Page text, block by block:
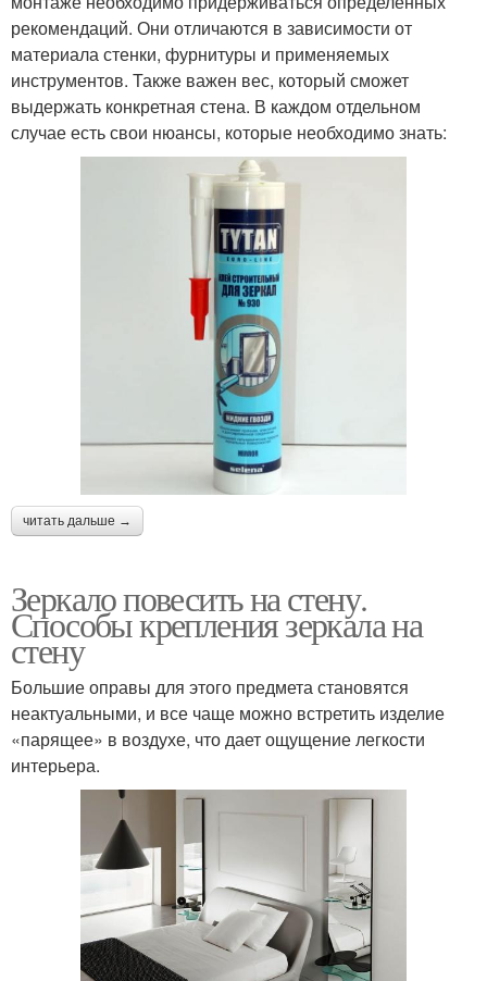
рекомендаций. Они отличаются в зависимости от
материала стенки, фурнитуры и применяемых
инструментов. Также важен вес, который сможет
выдержать конкретная стена. В каждом отдельном
случае есть свои нюансы, которые необходимо знать:
читать дальше →
Зеркало повесить на стену.
Способы крепления зеркала на
стену
Большие оправы для этого предмета становятся
неактуальными, и все чаще можно встретить изделие
«парящее» в воздухе, что дает ощущение легкости
интерьера.